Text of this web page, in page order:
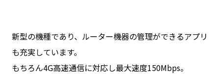
新型の機種であり、ルーター機器の管理ができるアプリ
も充実しています。
もちろん4G高速通信に対応し最大速度150Mbps。